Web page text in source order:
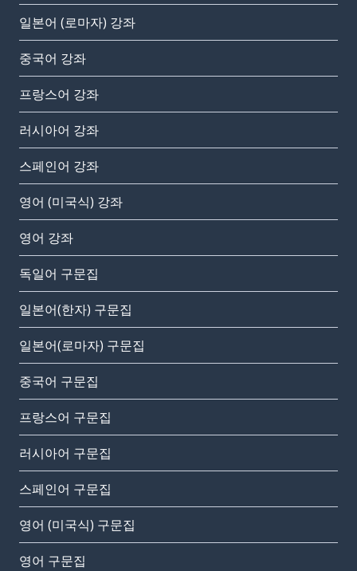
일본어 (로마자) 강좌
중국어 강좌
프랑스어 강좌
러시아어 강좌
스페인어 강좌
영어 (미국식) 강좌
영어 강좌
독일어 구문집
일본어(한자) 구문집
일본어(로마자) 구문집
중국어 구문집
프랑스어 구문집
러시아어 구문집
스페인어 구문집
영어 (미국식) 구문집
영어 구문집